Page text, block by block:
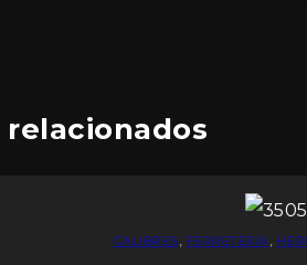
CALIBRES, FERRETERIA,